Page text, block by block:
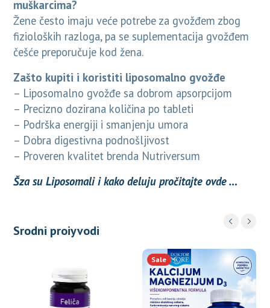
muškarcima?
Žene često imaju veće potrebe za gvožđem zbog
fizioloških razloga, pa se suplementacija gvožđem
češće preporučuje kod žena.
Zašto kupiti i koristiti liposomalno gvožđe
– Liposomalno gvožđe sa dobrom apsorpcijom
– Precizno dozirana količina po tableti
– Podrška energiji i smanjenju umora
– Dobra digestivna podnošljivost
– Proveren kvalitet brenda Nutriversum
Šza su Liposomali i kako deluju pročitajte ovde …
Srodni proiyvodi
Sale